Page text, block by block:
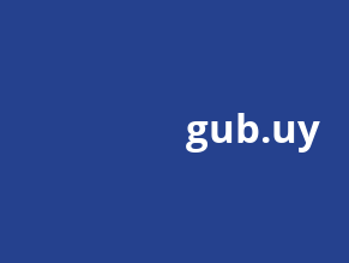
gub.uy